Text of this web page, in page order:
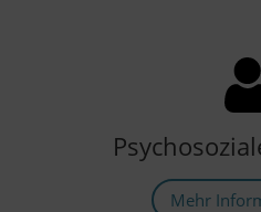
Mehr